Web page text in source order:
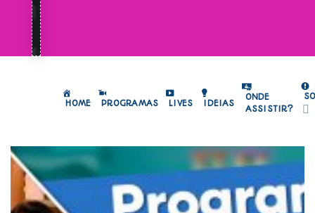
HOME PROGRAMAS LIVES IDEIAS
ONDE
ASSISTIR?